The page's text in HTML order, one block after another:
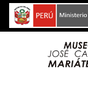
Pasar